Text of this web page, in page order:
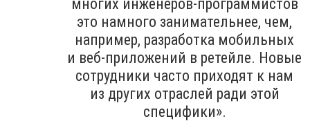
многих инженеров-программистов
это намного занимательнее, чем,
например, разработка мобильных
и веб-приложений в ретейле. Новые
сотрудники часто приходят к нам
из других отраслей ради этой
специфики».